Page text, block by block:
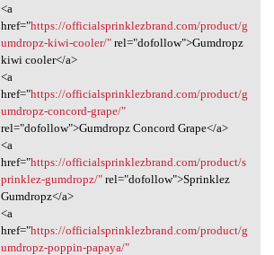
<a
href="https://officialsprinklezbrand.com/product/g
umdropz-kiwi-cooler/"rel="dofollow">Gumdropz
kiwi cooler</a>
<a
href="https://officialsprinklezbrand.com/product/g
umdropz-concord-grape/"
rel="dofollow">Gumdropz Concord Grape</a>
<a
href="https://officialsprinklezbrand.com/product/s
prinklez-gumdropz/"rel="dofollow">Sprinklez
Gumdropz</a>
<a
href="https://officialsprinklezbrand.com/product/g
umdropz-poppin-papaya/"